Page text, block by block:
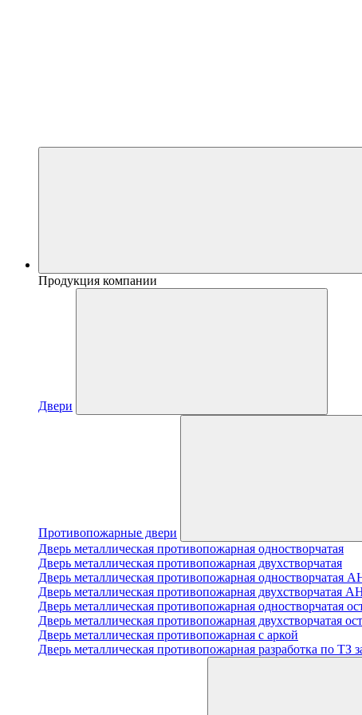
Продукция компании
Двери
Противопожарные двери
Дверь металлическая противопожарная одностворчатая
Дверь металлическая противопожарная двухстворчатая
Дверь металлическая противопожарная
Дверь металлическая противопожарная
Дверь металлическая противопожарная одностворчатая
Дверь металлическая противопожарная двухстворчатая
Дверь металлическая противопожарная с аркой
Дверь металлическая противопожарная разработка по ТЗ